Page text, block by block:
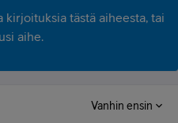
kirjoituksia tästä aiheesta, tai
aihe.
Vanhin ensin